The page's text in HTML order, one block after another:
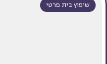
שיפוץ בית פרטי